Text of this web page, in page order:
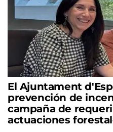
El Ajuntament
prevención de
campaña de
actuaciones